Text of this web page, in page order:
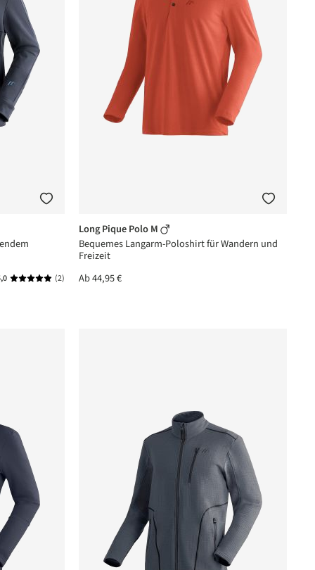
Durchschnittliche Bewertung von 5 von 5 Sternen
(2)
Long Pique Polo M
Bequemes Langarm-Poloshirt für Wandern und
Freizeit
Ab44,95 €